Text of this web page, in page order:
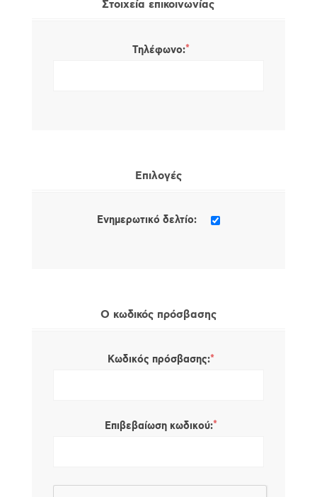
Στοιχεία επικοινωνίας
Τηλέφωνο:*
Επιλογές
Ενημερωτικό δελτίο:
Ο κωδικός πρόσβασης
Κωδικός πρόσβασης:*
Επιβεβαίωση κωδικού:*